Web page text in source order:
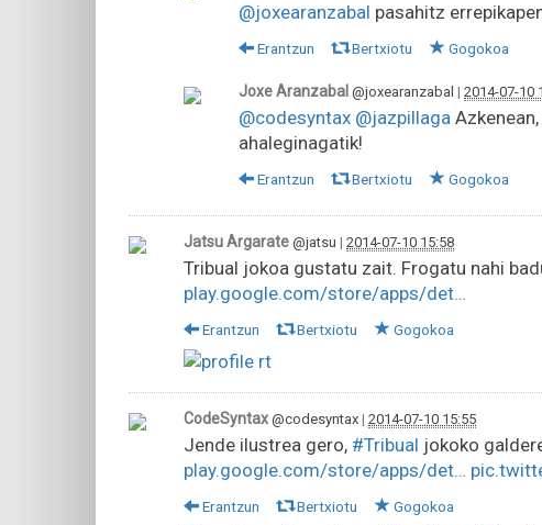
@joxearanzabal pasahitz
Erantzun Bertxiotu Gogokoa
Joxe Aranzabal @joxearanzabal | 2014-07-10
@codesyntax @jazpillaga
ahaleginagatik!
Erantzun Bertxiotu Gogokoa
Jatsu Argarate @jatsu | 2014-07-10 15:58
Tribual jokoa gustatu zait. Frogatu nahi
play.google.com/store/apps/det…
Erantzun Bertxiotu Gogokoa
CodeSyntax @codesyntax | 2014-07-10 15:55
Jende ilustrea gero, #Tribual jokoko
play.google.com/store/apps/det…
Erantzun Bertxiotu Gogokoa